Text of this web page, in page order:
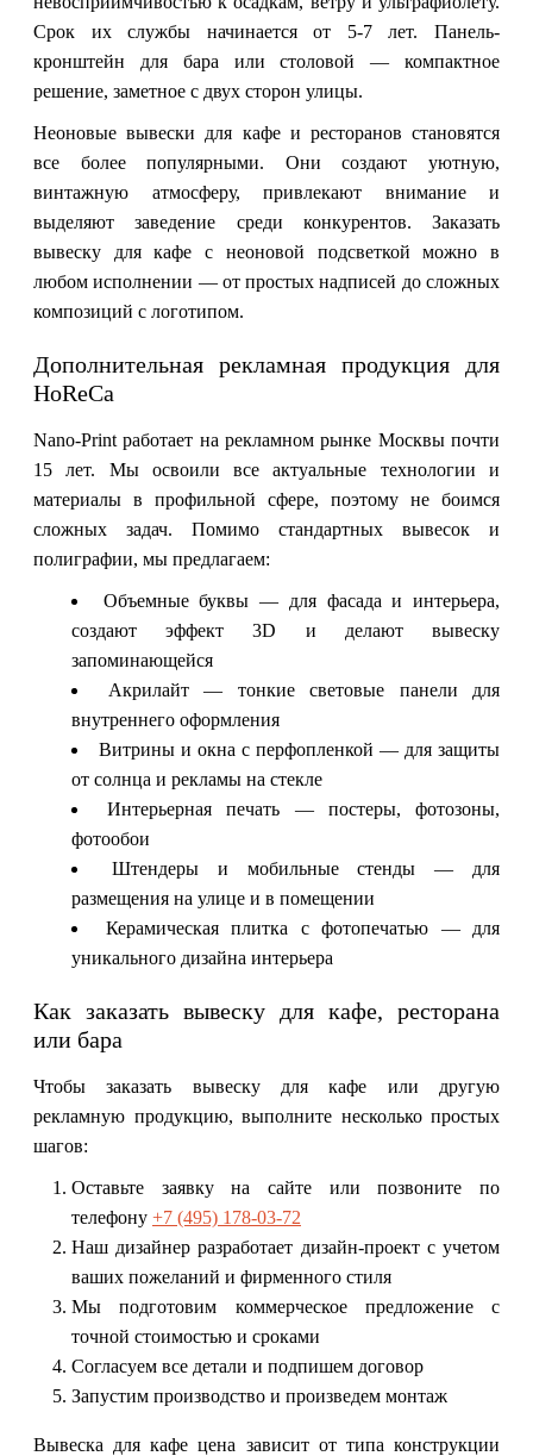
Срок их службы начинается от 5-7 лет. Панель-
кронштейн для бара или столовой — компактное
решение, заметное с двух сторон улицы.
Неоновые вывески для кафе и ресторанов становятся
все более популярными. Они создают уютную,
винтажную атмосферу, привлекают внимание и
выделяют заведение среди конкурентов. Заказать
вывеску для кафе с неоновой подсветкой можно в
любом исполнении — от простых надписей до сложных
композиций с логотипом.
Дополнительная рекламная продукция для
HoReCa
Nano-Print работает на рекламном рынке Москвы почти
15 лет. Мы освоили все актуальные технологии и
материалы в профильной сфере, поэтому не боимся
сложных задач. Помимо стандартных вывесок и
полиграфии, мы предлагаем:
Объемные буквы — для фасада и интерьера,
создают эффект 3D и делают вывеску
запоминающейся
Акрилайт — тонкие световые панели для
внутреннего оформления
Витрины и окна с перфопленкой — для защиты
от солнца и рекламы на стекле
Интерьерная печать — постеры, фотозоны,
фотообои
Штендеры и мобильные стенды — для
размещения на улице и в помещении
Керамическая плитка с фотопечатью — для
уникального дизайна интерьера
Как заказать вывеску для кафе, ресторана
или бара
Чтобы заказать вывеску для кафе или другую
рекламную продукцию, выполните несколько простых
шагов:
Оставьте заявку на сайте или позвоните по
телефону +7 (495) 178-03-72
Наш дизайнер разработает дизайн-проект с учетом
ваших пожеланий и фирменного стиля
Мы подготовим коммерческое предложение с
точной стоимостью и сроками
Согласуем все детали и подпишем договор
Запустим производство и произведем монтаж
Вывеска для кафе цена зависит от типа конструкции